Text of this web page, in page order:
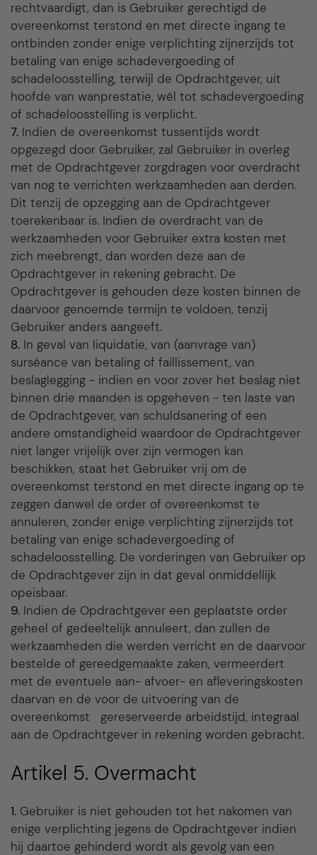
rechtvaardigt, dan is Gebruiker gerechtigd de
overeenkomst terstond en met directe ingang te
ontbinden zonder enige verplichting zijnerzijds tot
betaling van enige schadevergoeding of
schadeloosstelling, terwijl de Opdrachtgever, uit
hoofde van wanprestatie, wél tot schadevergoeding
of schadeloosstelling is verplicht.
7. Indien de overeenkomst tussentijds wordt
opgezegd door Gebruiker, zal Gebruiker in overleg
met de Opdrachtgever zorgdragen voor overdracht
van nog te verrichten werkzaamheden aan derden.
Dit tenzij de opzegging aan de Opdrachtgever
toerekenbaar is. Indien de overdracht van de
werkzaamheden voor Gebruiker extra kosten met
zich meebrengt, dan worden deze aan de
Opdrachtgever in rekening gebracht. De
Opdrachtgever is gehouden deze kosten binnen de
daarvoor genoemde termijn te voldoen, tenzij
Gebruiker anders aangeeft.
8. In geval van liquidatie, van (aanvrage van)
surséance van betaling of faillissement, van
beslaglegging - indien en voor zover het beslag niet
binnen drie maanden is opgeheven - ten laste van
de Opdrachtgever, van schuldsanering of een
andere omstandigheid waardoor de Opdrachtgever
niet langer vrijelijk over zijn vermogen kan
beschikken, staat het Gebruiker vrij om de
overeenkomst terstond en met directe ingang op te
zeggen danwel de order of overeenkomst te
annuleren, zonder enige verplichting zijnerzijds tot
betaling van enige schadevergoeding of
schadeloosstelling. De vorderingen van Gebruiker op
de Opdrachtgever zijn in dat geval onmiddellijk
opeisbaar.
9. Indien de Opdrachtgever een geplaatste order
geheel of gedeeltelijk annuleert, dan zullen de
werkzaamheden die werden verricht en de daarvoor
bestelde of gereedgemaakte zaken, vermeerdert
met de eventuele aan- afvoer- en afleveringskosten
daarvan en de voor de uitvoering van de
overeenkomst gereserveerde arbeidstijd, integraal
aan de Opdrachtgever in rekening worden gebracht.
Artikel 5. Overmacht
1. Gebruiker is niet gehouden tot het nakomen van
enige verplichting jegens de Opdrachtgever indien
hij daartoe gehinderd wordt als gevolg van een